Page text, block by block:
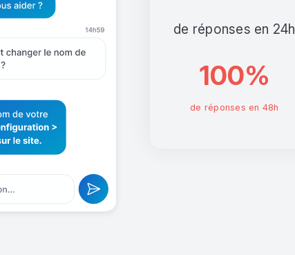
de réponses en 24h
100%
de réponses en 48h